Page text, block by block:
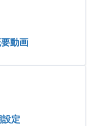
動画
定